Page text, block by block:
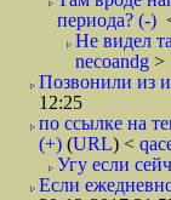
периода? (-)
Не видел
necoandg >
Позвонили из
12:25
по ссылке на
(+) (URL) <
Угу если
Если